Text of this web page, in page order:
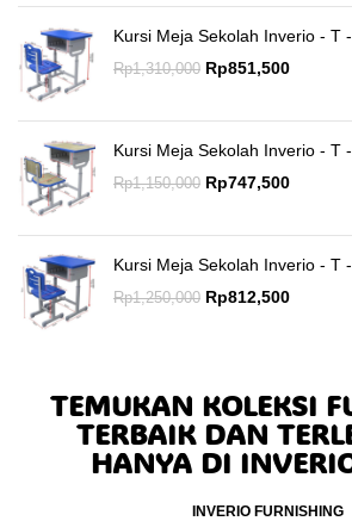
Kursi Meja Sekolah Inverio - T
Rp1,310,000 Rp851,500
Kursi Meja Sekolah Inverio - T
Rp1,150,000 Rp747,500
Kursi Meja Sekolah Inverio - T
Rp1,250,000 Rp812,500
TEMUKAN KOLEKSI
TERBAIK DAN
HANYA DI
INVERIO FURNISHING